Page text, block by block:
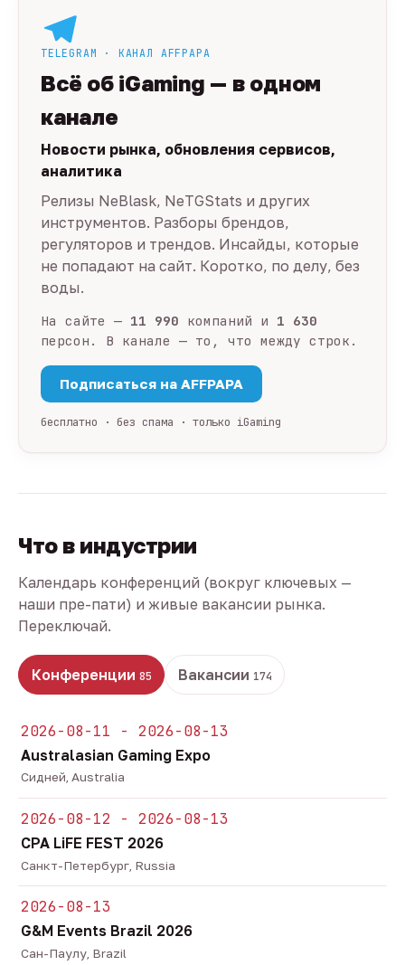
TELEGRAM · КАНАЛ AFFPAPA
Всё об iGaming — в одном
канале
Новости рынка, обновления сервисов,
аналитика
Релизы NeBlask, NeTGStats и других
инструментов. Разборы брендов,
регуляторов и трендов. Инсайды, которые
не попадают на сайт. Коротко, по делу, без
воды.
На сайте — 11 990 компаний и 1 630
персон. В канале — то, что между строк.
Подписаться на AFFPAPA
бесплатно · без спама · только iGaming
Что в индустрии
Календарь конференций (вокруг ключевых —
наши пре-пати) и живые вакансии рынка.
Переключай.
Конференции 85 Вакансии 174
2026-08-11 - 2026-08-13
Australasian Gaming Expo
Сидней, Australia
2026-08-12 - 2026-08-13
CPA LiFE FEST 2026
Санкт-Петербург, Russia
2026-08-13
G&M Events Brazil 2026
Сан-Паулу, Brazil